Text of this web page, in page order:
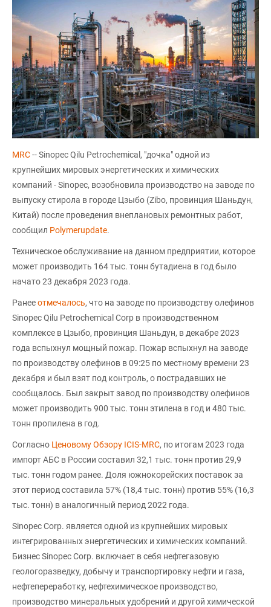
MRC-- Sinopec Qilu Petrochemical, "дочка" одной из
крупнейших мировых энергетических и химических
компаний - Sinopec, возобновила производство на заводе по
выпуску стирола в городе Цзыбо (Zibo, провинция Шаньдун,
Китай) после проведения внеплановых ремонтных работ,
сообщил Polymerupdate.
Техническое обслуживание на данном предприятии, которое
может производить 164 тыс. тонн бутадиена в год было
начато 23 декабря 2023 года.
Ранееотмечалось, что на заводе по производству олефинов
Sinopec Qilu Petrochemical Corp в производственном
комплексе в Цзыбо, провинция Шаньдун, в декабре 2023
года вспыхнул мощный пожар. Пожар вспыхнул на заводе
по производству олефинов в 09:25 по местному времени 23
декабря и был взят под контроль, о пострадавших не
сообщалось. Был закрыт завод по производству олефинов
может производить 900 тыс. тонн этилена в год и 480 тыс.
тонн пропилена в год.
Согласно Ценовому Обзору ICIS-MRC, по итогам 2023 года
импорт АБС в России составил 32,1 тыс. тонн против 29,9
тыс. тонн годом ранее. Доля южнокорейских поставок за
этот период составила 57% (18,4 тыс. тонн) против 55% (16,3
тыс. тонн) в аналогичный период 2022 года.
Sinopec Corp. является одной из крупнейших мировых
интегрированных энергетических и химических компаний.
Бизнес Sinopec Corp. включает в себя нефтегазовую
геологоразведку, добычу и транспортировку нефти и газа,
нефтепереработку, нефтехимическое производство,
производство минеральных удобрений и другой химической